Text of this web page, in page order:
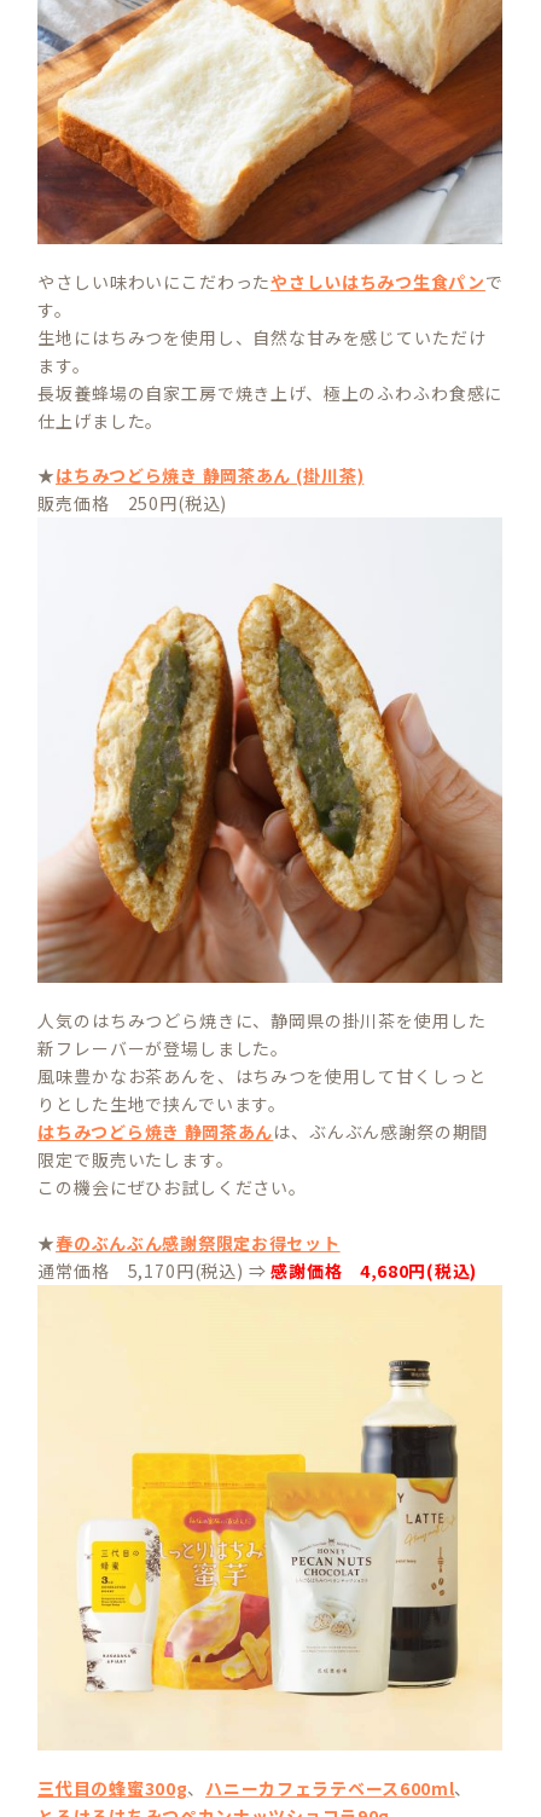
やさしい味わいにこだわったやさしいはちみつ生食パンで
す。
生地にはちみつを使用し、自然な甘みを感じていただけ
ます。
長坂養蜂場の自家工房で焼き上げ、極上のふわふわ食感に
仕上げました。
★はちみつどら焼き 静岡茶あん (掛川茶)
販売価格 250円(税込)
人気のはちみつどら焼きに、静岡県の掛川茶を使用した
新フレーバーが登場しました。
風味豊かなお茶あんを、はちみつを使用して甘くしっと
りとした生地で挟んでいます。
はちみつどら焼き 静岡茶あんは、ぶんぶん感謝祭の期間
限定で販売いたします。
この機会にぜひお試しください。
★春のぶんぶん感謝祭限定お得セット
通常価格 5,170円(税込) ⇒感謝価格 4,680円(税込)
三代目の蜂蜜300g、 ハニーカフェラテベース600ml、